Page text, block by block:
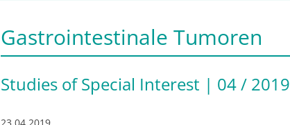
Gastrointestinale Tumoren
Studies of Special Interest | 04 / 2019